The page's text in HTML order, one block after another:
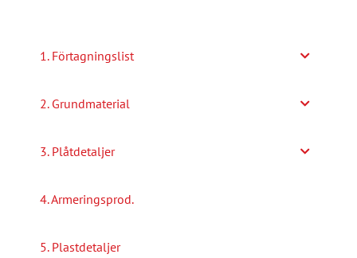
1. Förtagningslist
2. Grundmaterial
3. Plåtdetaljer
4. Armeringsprod.
5. Plastdetaljer